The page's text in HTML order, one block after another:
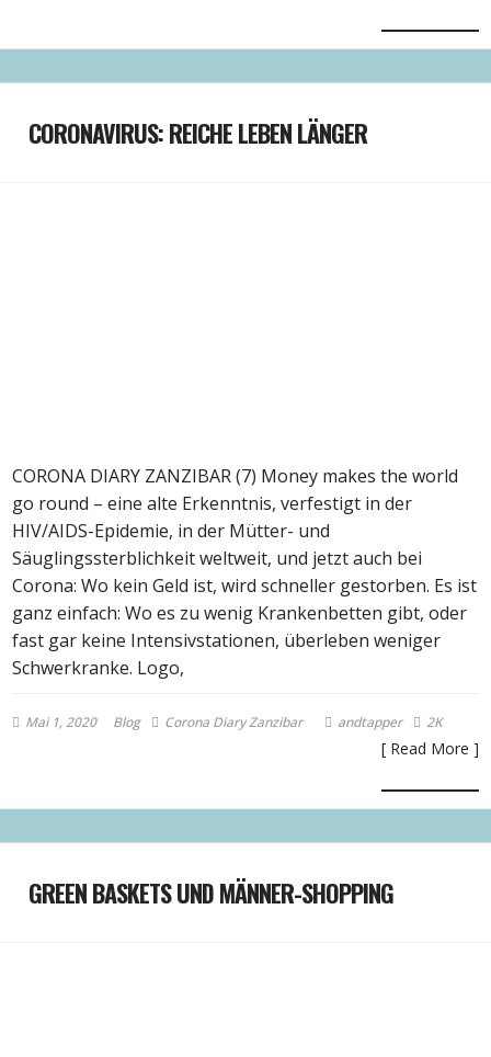
CORONAVIRUS: REICHE LEBEN LÄNGER
CORONA DIARY ZANZIBAR (7) Money makes the world
go round – eine alte Erkenntnis, verfestigt in der
HIV/AIDS-Epidemie, in der Mütter- und
Säuglingssterblichkeit weltweit, und jetzt auch bei
Corona: Wo kein Geld ist, wird schneller gestorben. Es ist
ganz einfach: Wo es zu wenig Krankenbetten gibt, oder
fast gar keine Intensivstationen, überleben weniger
Schwerkranke. Logo,
Mai 1, 2020 Blog Corona Diary Zanzibar andtapper 2K
[ Read More ]
GREEN BASKETS UND MÄNNER-SHOPPING